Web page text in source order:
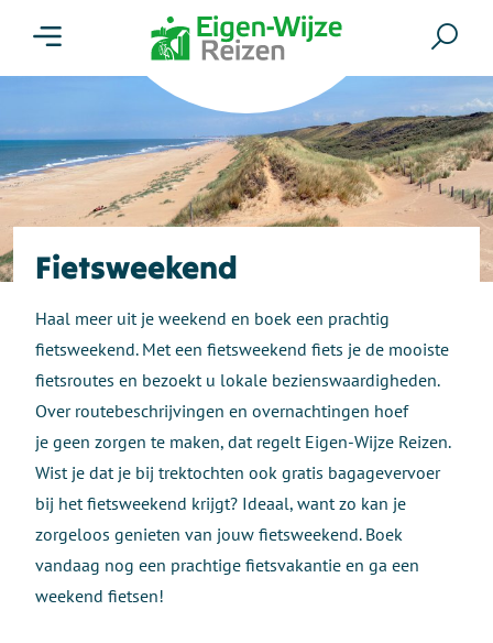
Fietsweekend
Haal meer uit je weekend en boek een prachtig
fietsweekend. Met een fietsweekend fiets je de mooiste
fietsroutes en bezoekt u lokale bezienswaardigheden.
Over routebeschrijvingen en overnachtingen hoef
je geen zorgen te maken, dat regelt Eigen-Wijze Reizen.
Wist je dat je bij trektochten ook gratis bagagevervoer
bij het fietsweekend krijgt? Ideaal, want zo kan je
zorgeloos genieten van jouw fietsweekend. Boek
vandaag nog een prachtige fietsvakantie en ga een
weekend fietsen!